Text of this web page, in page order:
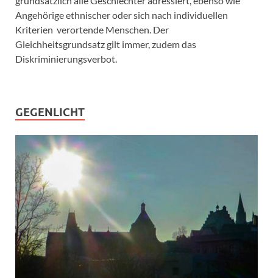
Angehörige ethnischer oder sich nach individuellen
Kriterien verortende Menschen. Der
Gleichheitsgrundsatz gilt immer, zudem das
Diskriminierungsverbot.
GEGENLICHT